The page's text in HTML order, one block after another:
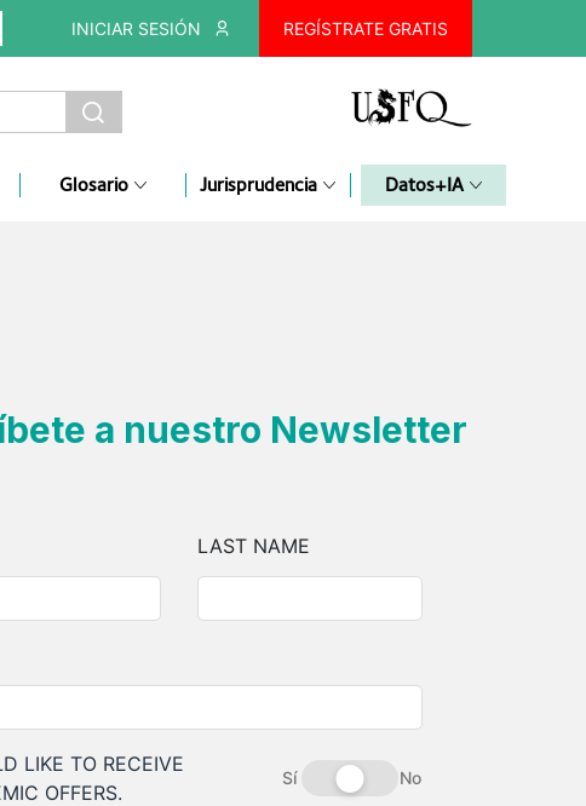
INICIAR SESIÓN REGÍSTRATE GRATIS
Glosario Jurisprudencia Datos+IA
a nuestro Newsletter
LAST NAME
LIKE TO RECEIVE
OFFERS.
Sí No